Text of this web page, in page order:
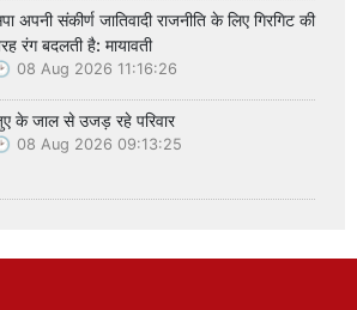
अपनी संकीर्ण जातिवादी राजनीति के लिए गिरगिट की
रंग बदलती है: मायावती
08 Aug 2026 11:16:26
के जाल से उजड़ रहे परिवार
08 Aug 2026 09:13:25